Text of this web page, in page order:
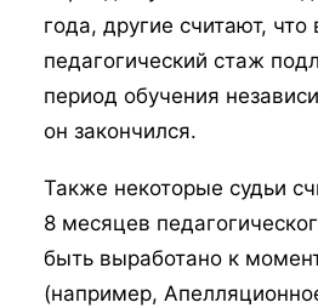
года, другие считают,
педагогический стаж
период обучения
он закончился.
Также некоторые судьи
8 месяцев
быть выработано к
(например,